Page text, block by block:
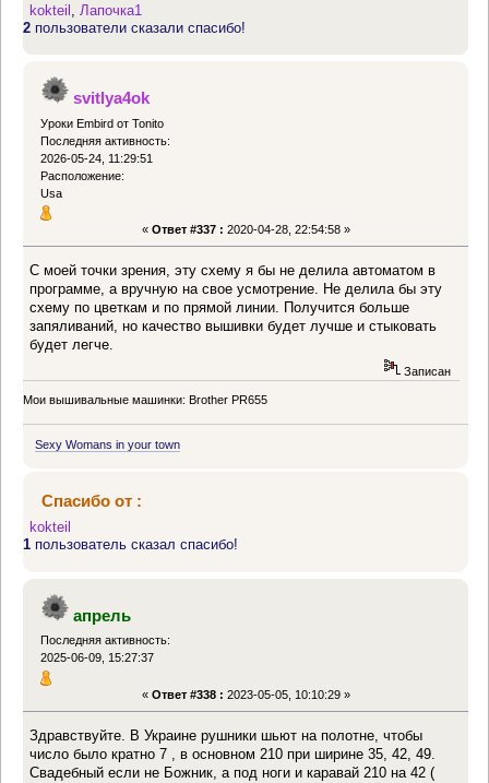
kokteil
Лапочка1
2 пользователи сказали спасибо!
svitlya4ok
Уроки Embird от Tonito
Последняя активность:
2026-05-24, 11:29:51
Расположение:
Usa
« Ответ #337 : 2020-04-28, 22:54:58 »
С моей точки зрения, эту схему я бы не делила автоматом в
программе, а вручную на свое усмотрение. Не делила бы эту
схему по цветкам и по прямой линии. Получится больше
запяливаний, но качество вышивки будет лучше и стыковать
будет легче.
Записан
Мои вышивальные машинки: Brother PR655
Sexy Womans in your town
Спасибо от :
kokteil
1 пользователь сказал спасибо!
апрель
Последняя активность:
2025-06-09, 15:27:37
« Ответ #338 : 2023-05-05, 10:10:29 »
Здравствуйте. В Украине рушники шьют на полотне, чтобы
число было кратно 7 , в основном 210 при ширине 35, 42, 49.
Свадебный если не Божник, а под ноги и каравай 210 на 42 (